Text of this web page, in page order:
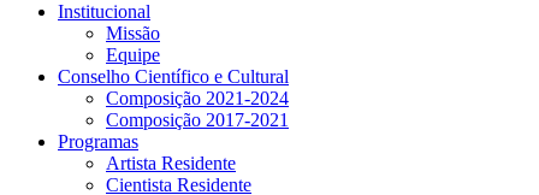
Institucional
Missão
Equipe
Conselho Científico e Cultural
Composição 2021-2024
Composição 2017-2021
Programas
Artista Residente
Cientista Residente